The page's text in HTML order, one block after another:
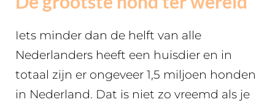
Iets minder dan de helft van alle
Nederlanders heeft een huisdier en in
totaal zijn er ongeveer 1,5 miljoen honden
in Nederland. Dat is niet zo vreemd als je